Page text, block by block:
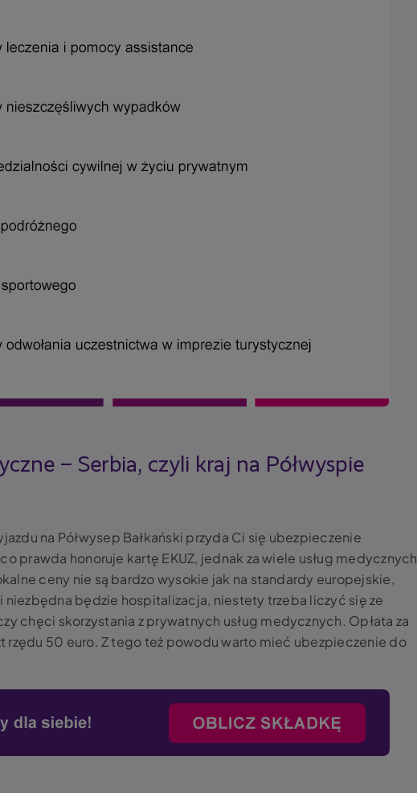
– Serbia, czyli kraj na Półwyspie
na Półwysep Bałkański przyda Ci się ubezpieczenie
prawda honoruje kartę EKUZ, jednak za wiele usług medycznych
ceny nie są bardzo wysokie jak na standardy europejskie,
będzie hospitalizacja, niestety trzeba liczyć się ze
chęci skorzystania z prywatnych usług medycznych. Opłata za
rzędu 50 euro. Z tego też powodu warto mieć ubezpieczenie do